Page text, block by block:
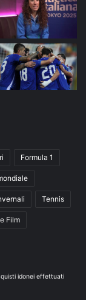
Formula 1
Tennis
Film
idonei effettuati